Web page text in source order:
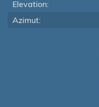
Elevation:
Azimut: